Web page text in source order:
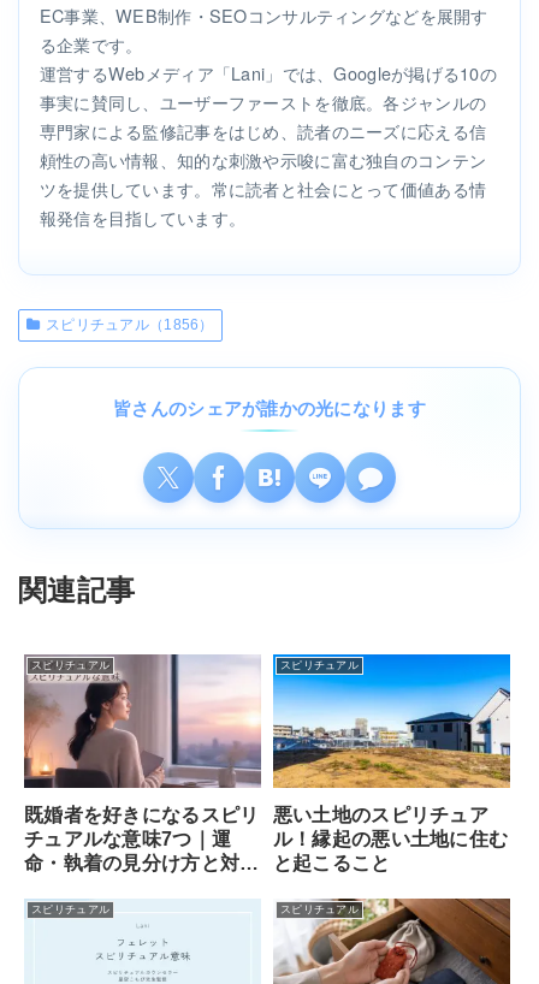
EC事業、WEB制作・SEOコンサルティングなどを展開す
る企業です。
運営するWebメディア「Lani」では、Googleが掲げる10の
事実に賛同し、ユーザーファーストを徹底。各ジャンルの
専門家による監修記事をはじめ、読者のニーズに応える信
頼性の高い情報、知的な刺激や示唆に富む独自のコンテン
ツを提供しています。常に読者と社会にとって価値ある情
報発信を目指しています。
スピリチュアル（1856）
皆さんのシェアが誰かの光になります
関連記事
スピリチュアル
既婚者を好きになるスピリ
チュアルな意味7つ｜運
命・執着の見分け方と対処
スピリチュアル
悪い土地のスピリチュア
ル！縁起の悪い土地に住む
と起こること
スピリチュアル スピリチュアル